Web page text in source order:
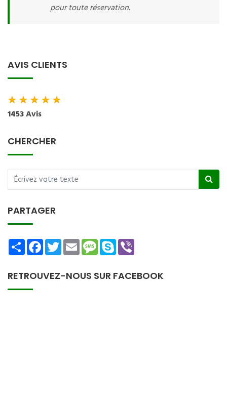
pour toute réservation.
AVIS CLIENTS
★★★★★
1453 Avis
CHERCHER
PARTAGER
ShareFacebookTwitterEmailMessage
Skype
RETROUVEZ-NOUS SUR FACEBOOK